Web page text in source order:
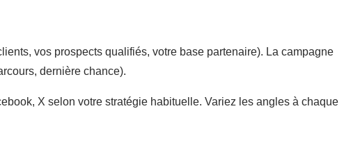
vos prospects qualifiés, votre base partenaire). La campagne
dernière chance).
X selon votre stratégie habituelle. Variez les angles à chaque